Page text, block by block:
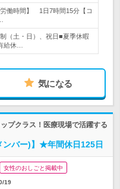
働時間】 1日7時間15分【コ
（土・日）、祝日■夏季休暇
給休…
気になる
プクラス！医療現場で活躍する
ンバー)】★年間休日125日
女性のおしごと掲載中
19